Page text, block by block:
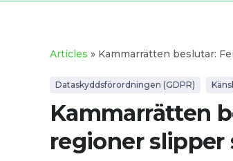
Articles » Kammarrätten beslutar:
Dataskyddsförordningen (GDPR)
Kammarrätten
regioner